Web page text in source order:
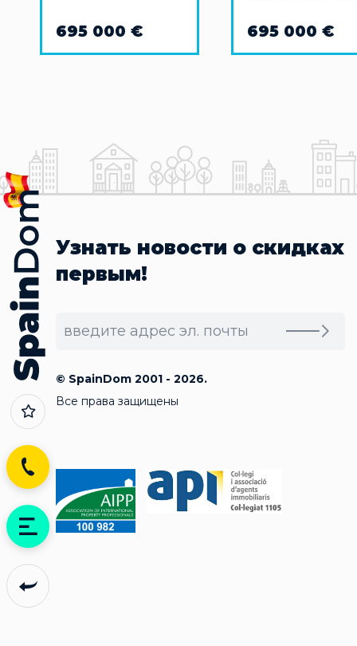
695 000 € 695 000 €
Узнать новости о скидках
первым!
© SpainDom 2001 - 2026.
Все права защищены